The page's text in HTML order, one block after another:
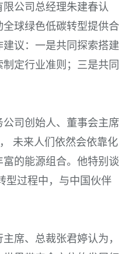
公司总经理朱建春认
球绿色低碳转型提供合
议：一是共同探索搭建
定行业准则；三是共同
司创始人、董事会主席
未来人们依然会依靠化
的能源组合。他特别谈
型过程中，与中国伙伴
席、总裁张君婷认为，